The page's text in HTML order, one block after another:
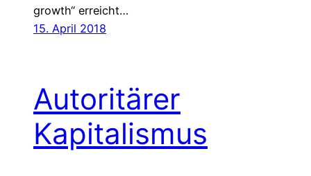
growth“ erreicht…
15. April 2018
Autoritärer
Kapitalismus